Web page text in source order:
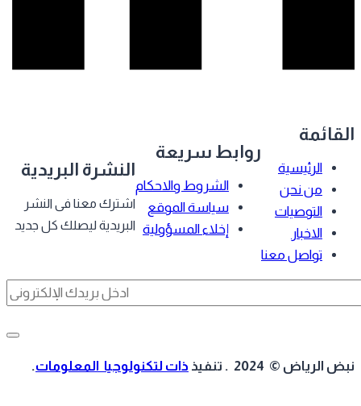
الرئيسية
من نحن
التوصيات
الاخبار
تواصل معنا
روابط سريعة
الشروط والاحكام
سياسة الموقع
إخلاء المسؤولية
النشرة البريدية
اشترك معنا فى النشر
البريدية ليصلك كل جديد
الرياض © 2024 . تنفيذ ذات لتكنولوجيا المعلومات.